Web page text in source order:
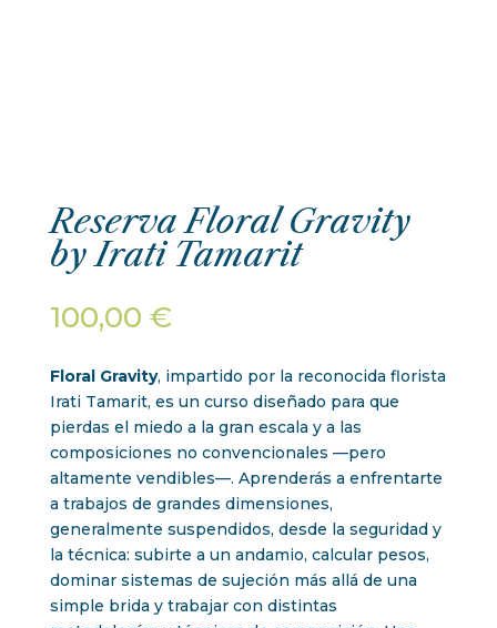
Reserva Floral Gravity
by Irati Tamarit
100,00 €
Floral Gravity, impartido por la reconocida florista
Irati Tamarit, es un curso diseñado para que
pierdas el miedo a la gran escala y a las
composiciones no convencionales —pero
altamente vendibles—. Aprenderás a enfrentarte
a trabajos de grandes dimensiones,
generalmente suspendidos, desde la seguridad y
la técnica: subirte a un andamio, calcular pesos,
dominar sistemas de sujeción más allá de una
simple brida y trabajar con distintas